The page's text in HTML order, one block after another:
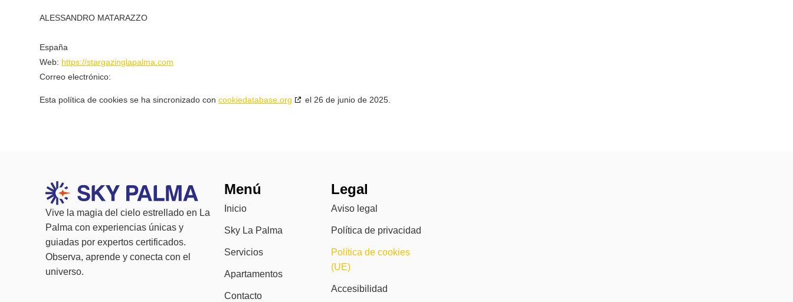
ALESSANDRO MATARAZZO
España
Web: https://stargazinglapalma.com
Correo electrónico:
Esta política de cookies se ha sincronizado concookiedatabase.org el 26 de junio de 2025.
Vive la magia del cielo estrellado en La
Palma con experiencias únicas y
guiadas por expertos certificados.
Observa, aprende y conecta con el
universo.
Menú
Inicio
Sky La Palma
Servicios
Apartamentos
Contacto
Legal
Aviso legal
Política de privacidad
Política de cookies
(UE)
Accesibilidad